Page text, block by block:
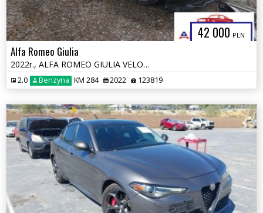
42 000 PLN
Alfa Romeo Giulia
2022r., ALFA ROMEO GIULIA VELOCE TI RWD, 2L, od ubezpieczalni
2.0 Benzyna KM 284 2022 123819